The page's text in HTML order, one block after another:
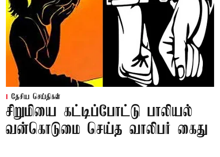
தேசிய செய்திகள்
சிறுமியை கட்டிப்போட்டு பாலியல்
வன்கொடுமை செய்த வாலிபர் கைது